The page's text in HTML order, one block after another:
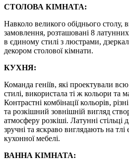
СТОЛОВА КІМНАТА:
Навколо великого обіднього столу,
замовлення, розташовані 8
в єдиному стилі з люстрами,
декором столової кімнати.
КУХНЯ:
Команда геніїв, які проектували
стилі, використала ті ж кольори та
Контрастні комбінації кольорів,
та розкішний зовнішній вигляд
атмосферу розкіші. Латунні стільці
зручні та яскраво виглядають на тлі
кухонної мебелі.
ВАННА КІМНАТА: